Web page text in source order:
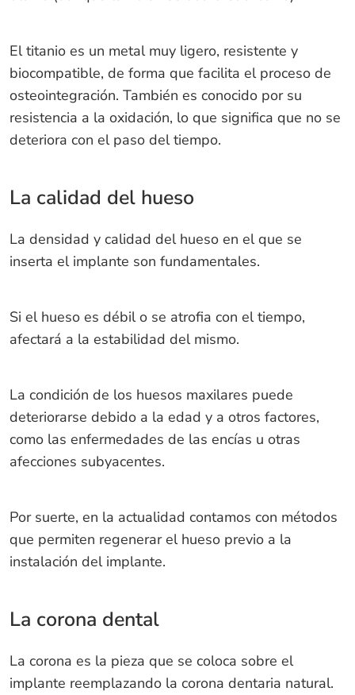
El titanio es un metal muy ligero, resistente y
biocompatible, de forma que facilita el proceso de
osteointegración. También es conocido por su
resistencia a la oxidación, lo que significa que no se
deteriora con el paso del tiempo.
La calidad del hueso
La densidad y calidad del hueso en el que se
inserta el implante son fundamentales.
Si el hueso es débil o se atrofia con el tiempo,
afectará a la estabilidad del mismo.
La condición de los huesos maxilares puede
deteriorarse debido a la edad y a otros factores,
como las enfermedades de las encías u otras
afecciones subyacentes.
Por suerte, en la actualidad contamos con métodos
que permiten regenerar el hueso previo a la
instalación del implante.
La corona dental
La corona es la pieza que se coloca sobre el
implante reemplazando la corona dentaria natural.